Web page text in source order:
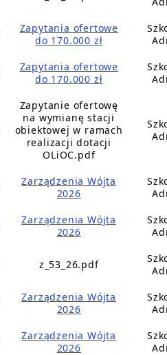
Zapytania ofertowe
do 170.000 zł
Zapytania ofertowe
do 170.000 zł
Zapytanie ofertowę
na wymianę stacji
obiektowej w ramach
realizacji dotacji
OLiOC.pdf
Zarządzenia Wójta
2026
Zarządzenia Wójta
2026
z_53_26.pdf
Zarządzenia Wójta
2026
Zarządzenia Wójta
2026